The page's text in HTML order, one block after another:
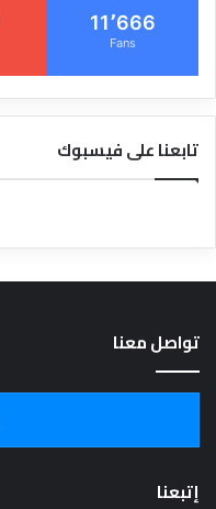
11٬666
Fans
تابعنا على فيسبوك
تواصل معنا
إتبعنا